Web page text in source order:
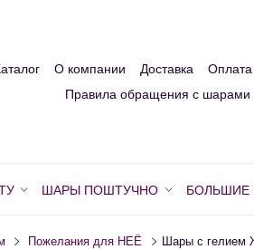
О компании Доставка Оплата
Правила обращения с шарами
ШАРЫ ПОШТУЧНО БОЛЬШИЕ
Пожелания для НЕЁ Шары с гелием